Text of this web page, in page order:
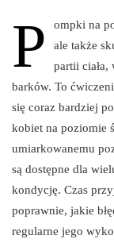
P
ompki na
ale także
partii
barków. To
się coraz bardziej
kobiet na poziomie
umiarkowanemu
są dostępne dla
kondycję. Czas
poprawnie, jakie
regularne jego